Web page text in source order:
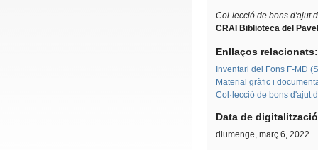
Col·lecció de bons d'ajut
CRAI Biblioteca del
Enllaços
Inventari del Fons F-MD
Material gràfic i
Col·lecció de bons d'ajut
Data de
diumenge, març 6, 2022